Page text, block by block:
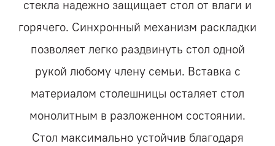
стекла надежно защищает стол от влаги и
горячего. Синхронный механизм раскладки
позволяет легко раздвинуть стол одной
рукой любому члену семьи. Вставка с
материалом столешницы осталяет стол
монолитным в разложенном состоянии.
Стол максимально устойчив благодаря